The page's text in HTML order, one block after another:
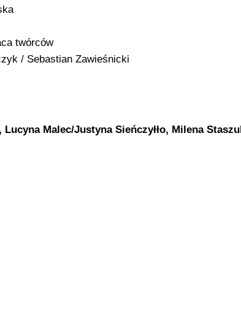
twórców
/ Sebastian Zawieśnicki
Malec/Justyna Sieńczyłło, Milena